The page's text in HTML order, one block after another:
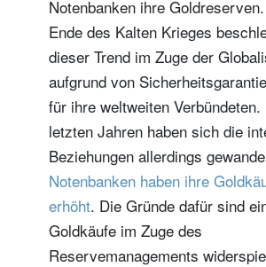
Notenbanken ihre
Ende des Kalten Krieges
dieser Trend im Zuge der
aufgrund von
für ihre weltweiten Verbündeten.
letzten Jahren haben sich die
Beziehungen allerdings
Notenbanken haben ihre
erhöht. Die Gründe dafür sind
Goldkäufe im Zuge des
Reservemanagements